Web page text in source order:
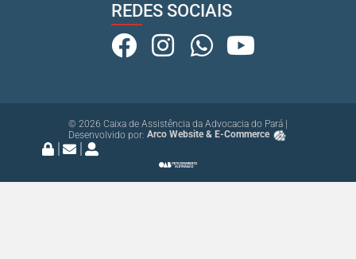
REDES SOCIAIS
© 2026 Caixa de Assistência da Advocacia do Pará |
Desenvolvido por: Arco Website & E-Commerce